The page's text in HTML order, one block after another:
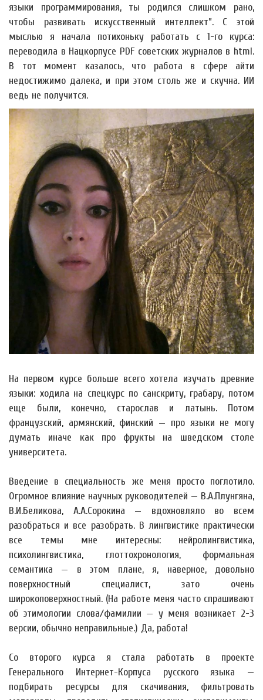
языки программирования, ты родился слишком рано,
чтобы развивать искусственный интеллект”. С этой
мыслью я начала потихоньку работать с 1-го курса:
переводила в Нацкорпусе PDF советских журналов в html.
В тот момент казалось, что работа в сфере айти
недостижимо далека, и при этом столь же и скучна. ИИ
ведь не получится.
На первом курсе больше всего хотела изучать древние
языки: ходила на спецкурс по санскриту, грабару, потом
еще были, конечно, старослав и латынь. Потом
французский, армянский, финский — про языки не могу
думать иначе как про фрукты на шведском столе
университета.
Введение в специальность же меня просто поглотило.
Огромное влияние научных руководителей — В.А.Плунгяна,
В.И.Беликова, А.А.Сорокина — вдохновляло во всем
разобраться и все разобрать. В лингвистике практически
все темы мне интересны: нейролингвистика,
психолингвистика, глоттохронология, формальная
семантика — в этом плане, я, наверное, довольно
поверхностный специалист, зато очень
широкоповерхностный. (На работе меня часто спрашивают
об этимологии слова/фамилии — у меня возникает 2-3
версии, обычно неправильные.) Да, работа!
Со второго курса я стала работать в проекте
Генерального Интернет-Корпуса русского языка —
подбирать ресурсы для скачивания, фильтровать